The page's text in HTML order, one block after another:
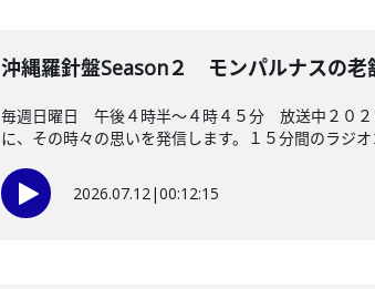
沖縄羅針盤Season２ モンパルナスの老
毎週日曜日 午後４時半～４時４５分 放送中２０２
に、その時々の思いを発信します。１５分間のラジオ
2026.07.12|00:12:15